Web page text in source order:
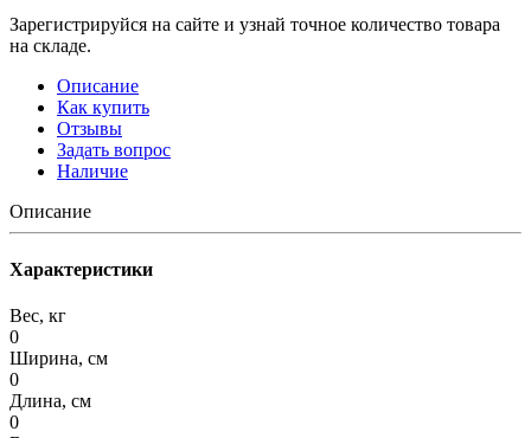
Зарегистрируйся на сайте и узнай точное количество товара
на складе.
Описание
Как купить
Отзывы
Задать вопрос
Наличие
Описание
Характеристики
Вес, кг
0
Ширина, см
0
Длина, см
0